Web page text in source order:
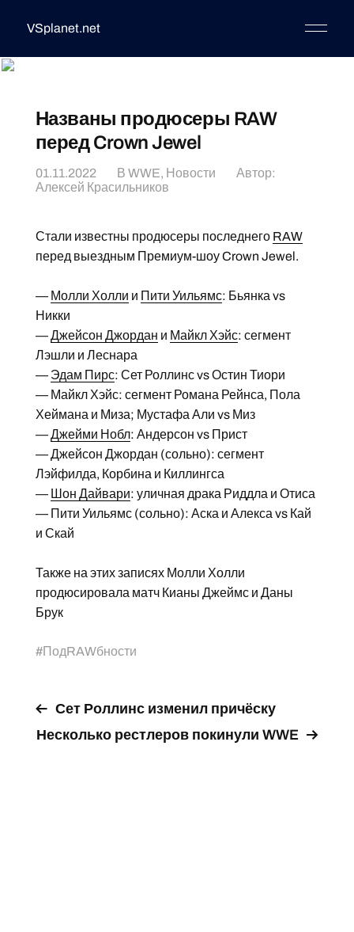
VSplanet.net
Названы продюсеры RAW
перед Crown Jewel
01.11.2022 В WWE, Новости
Автор:
Алексей Красильников
Стали известны продюсеры последнего RAW
перед выездным Премиум-шоу Crown Jewel.
— Молли Холли и Пити Уильямс: Бьянка vs
Никки
—Джейсон Джордан и Майкл Хэйс: сегмент
Лэшли и Леснара
— Эдам Пирс: Сет Роллинс vs Остин Тиори
— Майкл Хэйс: сегмент Романа Рейнса, Пола
Хеймана и Миза; Мустафа Али vs Миз
—Джейми Нобл: Андерсон vs Прист
— Джейсон Джордан (сольно): сегмент
Лэйфилда, Корбина и Киллингса
— Шон Дайвари: уличная драка Риддла и Отиса
— Пити Уильямс (сольно): Аска и Алекса vs Кай
и Скай
Также на этих записях Молли Холли
продюсировала матч Кианы Джеймс и Даны
Брук
#ПодRAWбности
Сет Роллинс изменил причёску
Несколько рестлеров покинули WWE